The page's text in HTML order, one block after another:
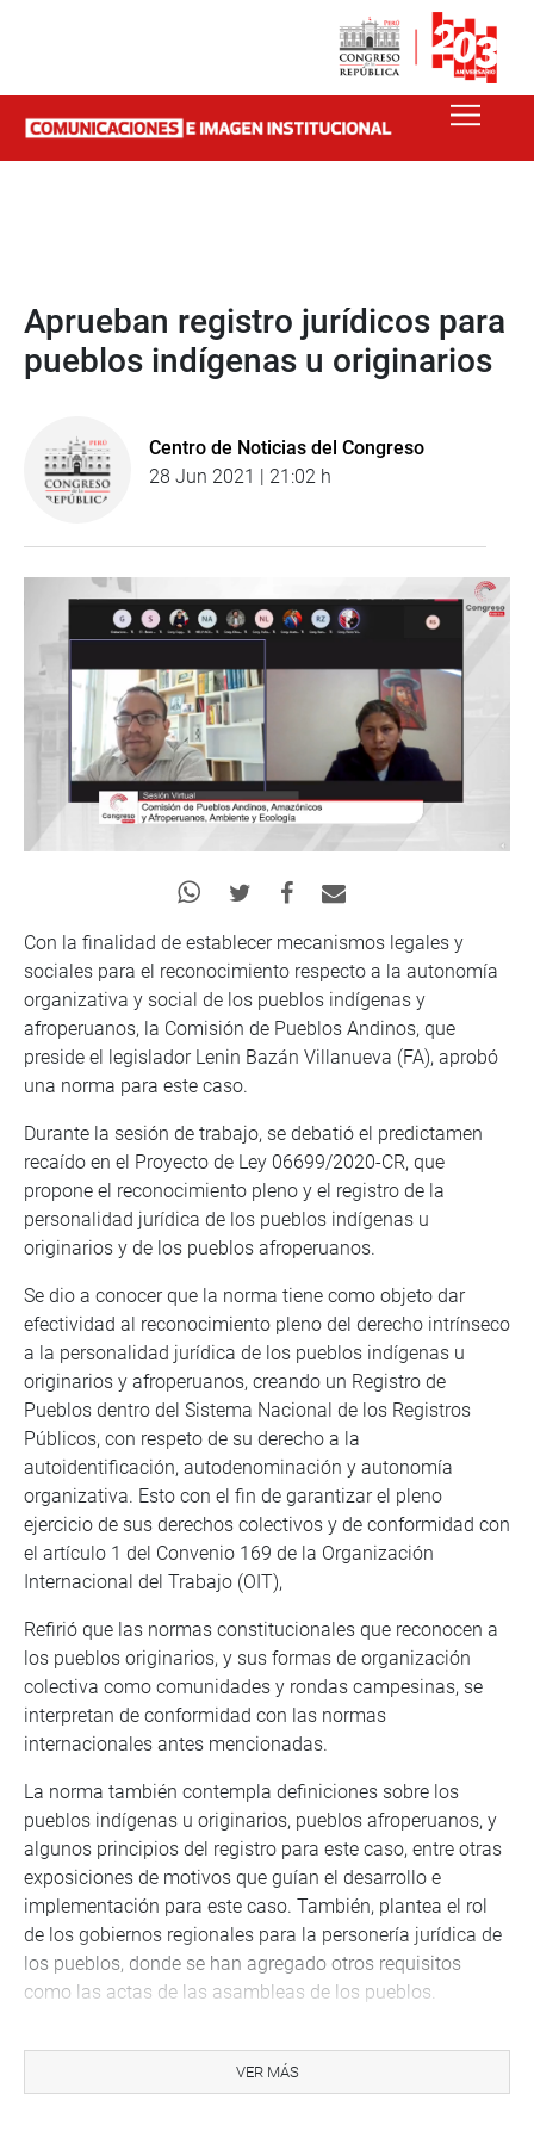
Aprueban registro jurídicos para
pueblos indígenas u originarios
Centro de Noticias del Congreso
28 Jun 2021 | 21:02 h
Con la finalidad de establecer mecanismos legales y
sociales para el reconocimiento respecto a la autonomía
organizativa y social de los pueblos indígenas y
afroperuanos, la Comisión de Pueblos Andinos, que
preside el legislador Lenin Bazán Villanueva (FA), aprobó
una norma para este caso.
Durante la sesión de trabajo, se debatió el predictamen
recaído en el Proyecto de Ley 06699/2020-CR, que
propone el reconocimiento pleno y el registro de la
personalidad jurídica de los pueblos indígenas u
originarios y de los pueblos afroperuanos.
Se dio a conocer que la norma tiene como objeto dar
efectividad al reconocimiento pleno del derecho intrínseco
a la personalidad jurídica de los pueblos indígenas u
originarios y afroperuanos, creando un Registro de
Pueblos dentro del Sistema Nacional de los Registros
Públicos, con respeto de su derecho a la
autoidentificación, autodenominación y autonomía
organizativa. Esto con el fin de garantizar el pleno
ejercicio de sus derechos colectivos y de conformidad con
el artículo 1 del Convenio 169 de la Organización
Internacional del Trabajo (OIT),
Refirió que las normas constitucionales que reconocen a
los pueblos originarios, y sus formas de organización
colectiva como comunidades y rondas campesinas, se
interpretan de conformidad con las normas
internacionales antes mencionadas.
La norma también contempla definiciones sobre los
pueblos indígenas u originarios, pueblos afroperuanos, y
algunos principios del registro para este caso, entre otras
exposiciones de motivos que guían el desarrollo e
implementación para este caso. También, plantea el rol
de los gobiernos regionales para la personería jurídica de
los pueblos, donde se han agregado otros requisitos
como las actas de las asambleas de los pueblos.
pueblos afroperuanos asentados en la costa peruana.
Esta diversidad cultural proviene de numerosos factores
VER MÁS